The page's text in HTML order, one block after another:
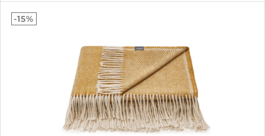
na 5
-15%